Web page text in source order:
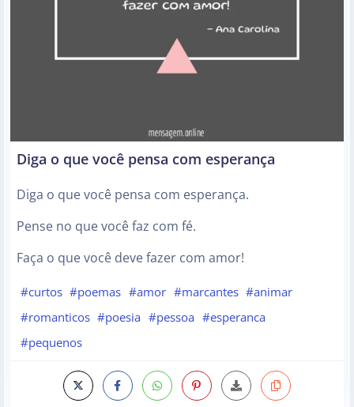
Diga o que você pensa com esperança
Diga o que você pensa com esperança.
Pense no que você faz com fé.
Faça o que você deve fazer com amor!
#curtos #poemas #amor #marcantes #animar
#romanticos #poesia #pessoa #esperanca
#pequenos